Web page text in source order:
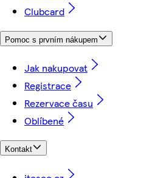
Clubcard
Pomoc s prvním nákupem
Jak nakupovat
Registrace
Rezervace času
Oblíbené
Kontakt